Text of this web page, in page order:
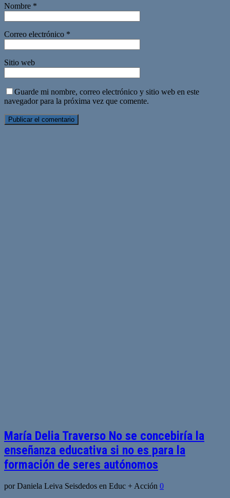
Nombre *
Correo electrónico *
Sitio web
Guarde mi nombre, correo electrónico y sitio web en este
navegador para la próxima vez que comente.
María Delia Traverso No se concebiría la
enseñanza educativa si no es para la
formación de seres autónomos
por Daniela Leiva Seisdedos en Educ + Acción 0